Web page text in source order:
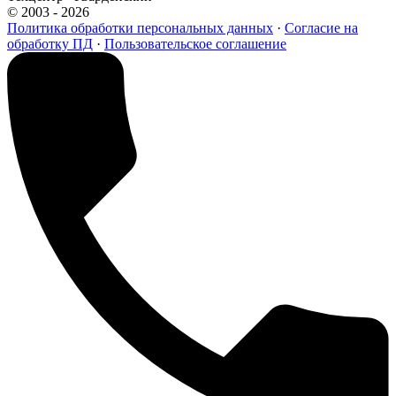
© 2003 - 2026
Политика обработки персональных данных · Согласие на
обработку ПД · Пользовательское соглашение